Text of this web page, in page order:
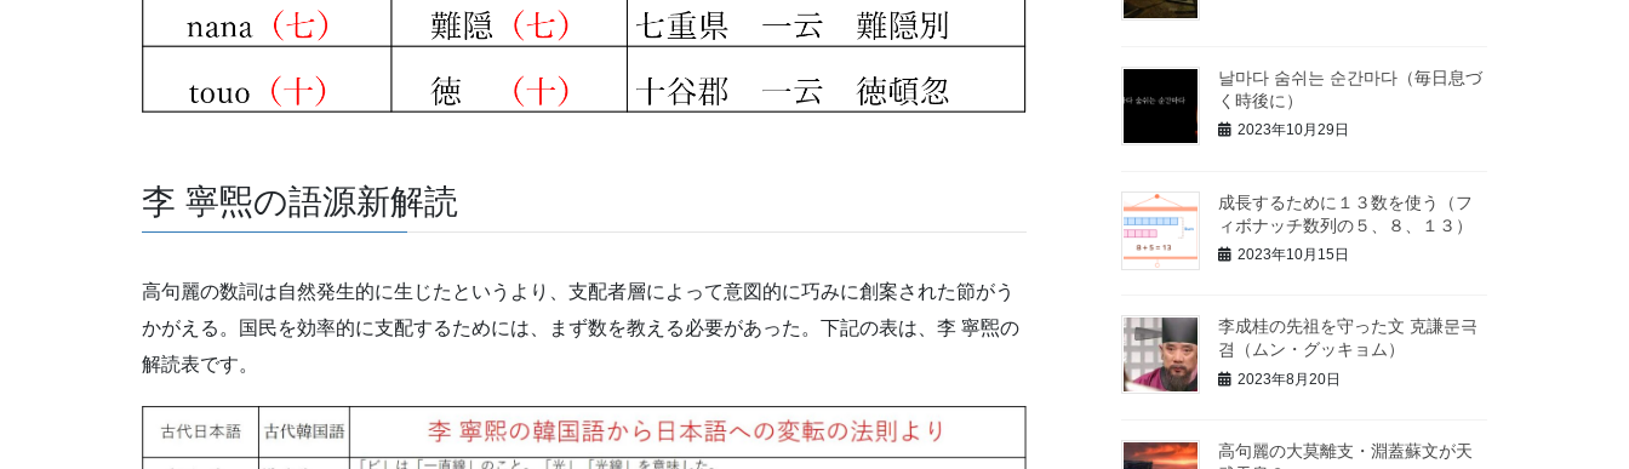
李 寧煕の語源新解読
高句麗の数詞は自然発生的に生じたというより、支配者層によって意図的に巧みに創案された節がう
かがえる。国民を効率的に支配するためには、まず数を教える必要があった。下記の表は、李 寧煕の
解読表です。
날마다 숨쉬는 순간마다（毎日息づ
く時後に）
2023年10月29日
成長するために１３数を使う（フ
ィボナッチ数列の５、８、１３）
2023年10月15日
李成桂の先祖を守った文 克謙문극
겸（ムン・グッキョム）
2023年8月20日
高句麗の大莫離支・淵蓋蘇文が天